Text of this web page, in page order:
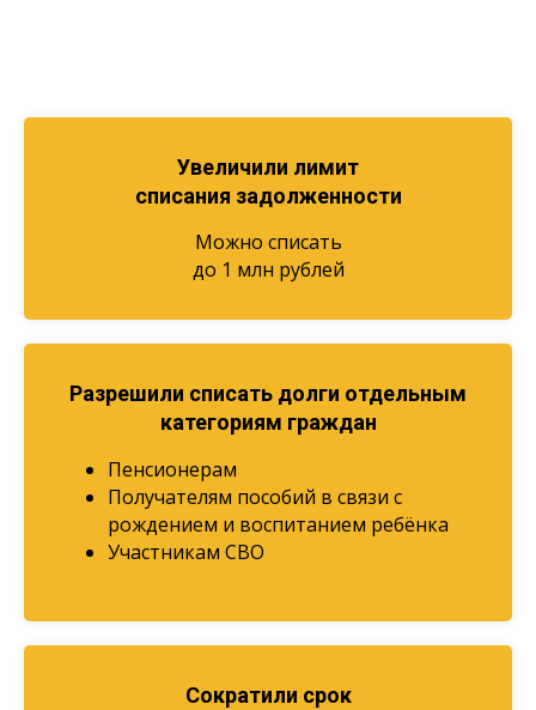
Увеличили лимит
списания задолженности
Можно списать
до 1 млн рублей
Разрешили списать долги отдельным
категориям граждан
Пенсионерам
Получателям пособий в связи с
рождением и воспитанием ребёнка
Участникам СВО
Сократили срок